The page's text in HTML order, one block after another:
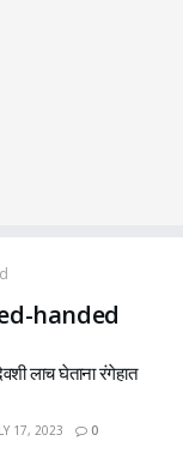
handed
लाच घेताना रंगेहात
17, 2023 0